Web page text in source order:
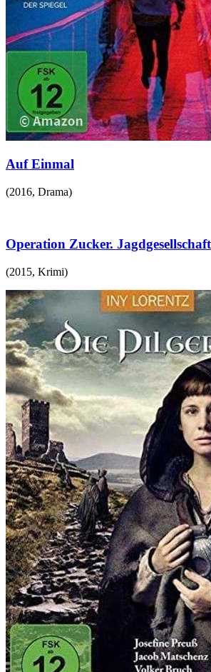
Auf Einmal
(2016, Drama)
Operation Zucker. Jagdgesellschaft
(2015, Krimi)